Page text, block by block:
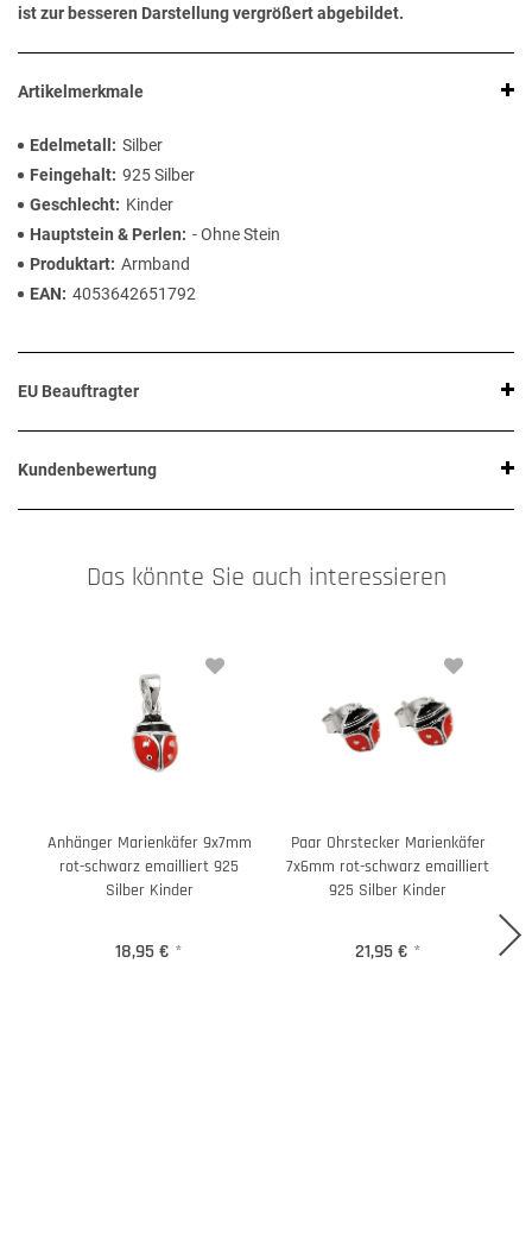
ist zur besseren Darstellung vergrößert abgebildet.
Artikelmerkmale
Edelmetall
Silber
Feingehalt 925 Silber
Geschlecht
Kinder
Hauptstein & Perlen
- Ohne Stein
Produktart Armband
EAN
4053642651792
EU Beauftragter
Kundenbewertung
Das könnte Sie auch interessieren
Anhänger Marienkäfer 9x7mm
rot-schwarz emailliert 925
Silber Kinder
18,95 € *
Paar Ohrstecker Marienkäfer
7x6mm rot-schwarz emailliert
925 Silber Kinder
21,95 € *